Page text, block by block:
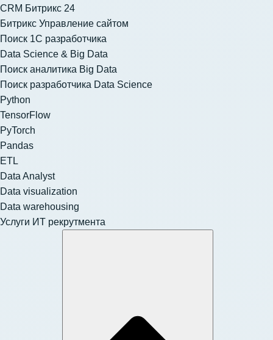
CRM Битрикс 24
Битрикс Управление сайтом
Поиск 1С разработчика
Data Science & Big Data
Поиск аналитика Big Data
Поиск разработчика Data Science
Python
TensorFlow
PyTorch
Pandas
ETL
Data Analyst
Data visualization
Data warehousing
Услуги ИТ рекрутмента